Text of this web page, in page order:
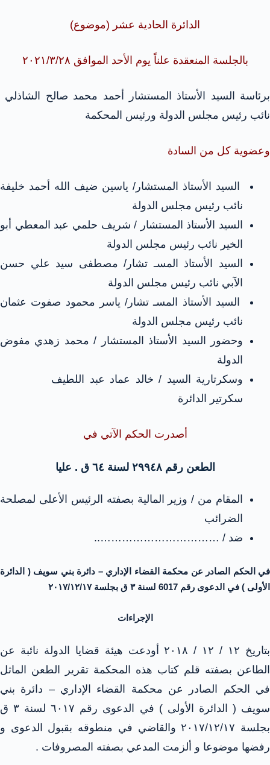
الدائرة الحادية عشر (موضوع)
بالجلسة المنعقدة علناً يوم الأحد الموافق ۲۰۲۱/۳/۲۸
برئاسة السيد الأستاذ المستشار أحمد محمد صالح الشاذلي
نائب رئيس مجلس الدولة ورئيس المحكمة
وعضوية كل من السادة
السيد الأستاذ المستشار/ ياسين ضيف الله أحمد خليفة
نائب رئيس مجلس الدولة
السيد الأستاذ المستشار / شريف حلمي عبد المعطي أبو
الخير نائب رئيس مجلس الدولة
السيد الأستاذ المسـ تشار/ مصطفى سيد علي حسن
الآبي نائب رئيس مجلس الدولة
السيد الأستاذ المسـ تشار/ ياسر محمود صفوت عثمان
نائب رئيس مجلس الدولة
وحضور السيد الأستاذ المستشار / محمد زهدي مفوض
الدولة
وسكرتارية السيد / خالد عماد عبد اللطيف
سكرتير الدائرة
أصدرت الحكم الآتي في
الطعن رقم ٢٩٩٤٨ لسنة ٦٤ ق . عليا
المقام من / وزير المالية بصفته الرئيس الأعلى لمصلحة
الضرائب
ضد / ……………………………..
في الحكم الصادر عن محكمة القضاء الإداري – دائرة بني سويف ( الدائرة
الأولى ) في الدعوى رقم 6017 لسنة ٣ ق بجلسة ۲۰۱۷/۱۲/۱۷
الإجراءات
بتاريخ ١٢ / ۱۲ / ۲۰۱۸ أودعت هيئة قضايا الدولة نائبة عن
الطاعن بصفته قلم كتاب هذه المحكمة تقرير الطعن الماثل
في الحكم الصادر عن محكمة القضاء الإداري – دائرة بني
سويف ( الدائرة الأولى ) في الدعوى رقم ٦۰۱۷ لسنة ۳ ق
بجلسة ۲۰۱۷/۱۲/۱۷ والقاضي في منطوقه بقبول الدعوى و
رفضها موضوعا و ألزمت المدعي بصفته المصروفات .